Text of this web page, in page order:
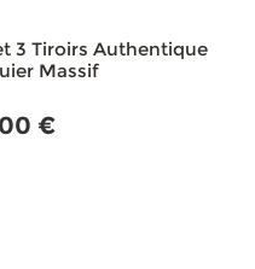
3 Tiroirs Authentique
Massif
€